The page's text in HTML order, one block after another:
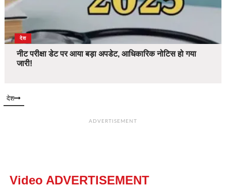
देश
नीट परीक्षा डेट पर आया बड़ा अपडेट, आधिकारिक नोटिस हो गया
जारी!
देश
ADVERTISEMENT
Video ADVERTISEMENT